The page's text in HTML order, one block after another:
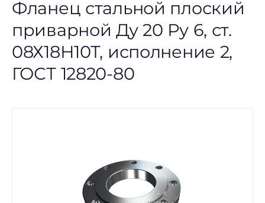
Фланец стальной плоский
приварной Ду 20 Ру 6, ст.
08Х18Н10Т, исполнение 2,
ГОСТ 12820-80